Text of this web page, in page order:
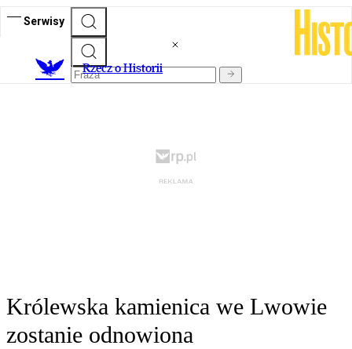
Serwisy
Rzecz o Historii
Królewska kamienica we Lwowie
zostanie odnowiona